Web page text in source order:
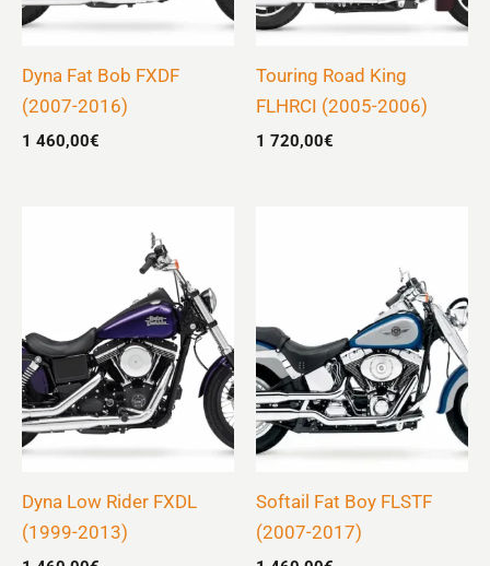
Dyna Fat Bob FXDF
(2007-2016)
1 460,00€
Touring Road King
FLHRCI (2005-2006)
1 720,00€
Dyna Low Rider FXDL
(1999-2013)
Softail Fat Boy FLSTF
(2007-2017)